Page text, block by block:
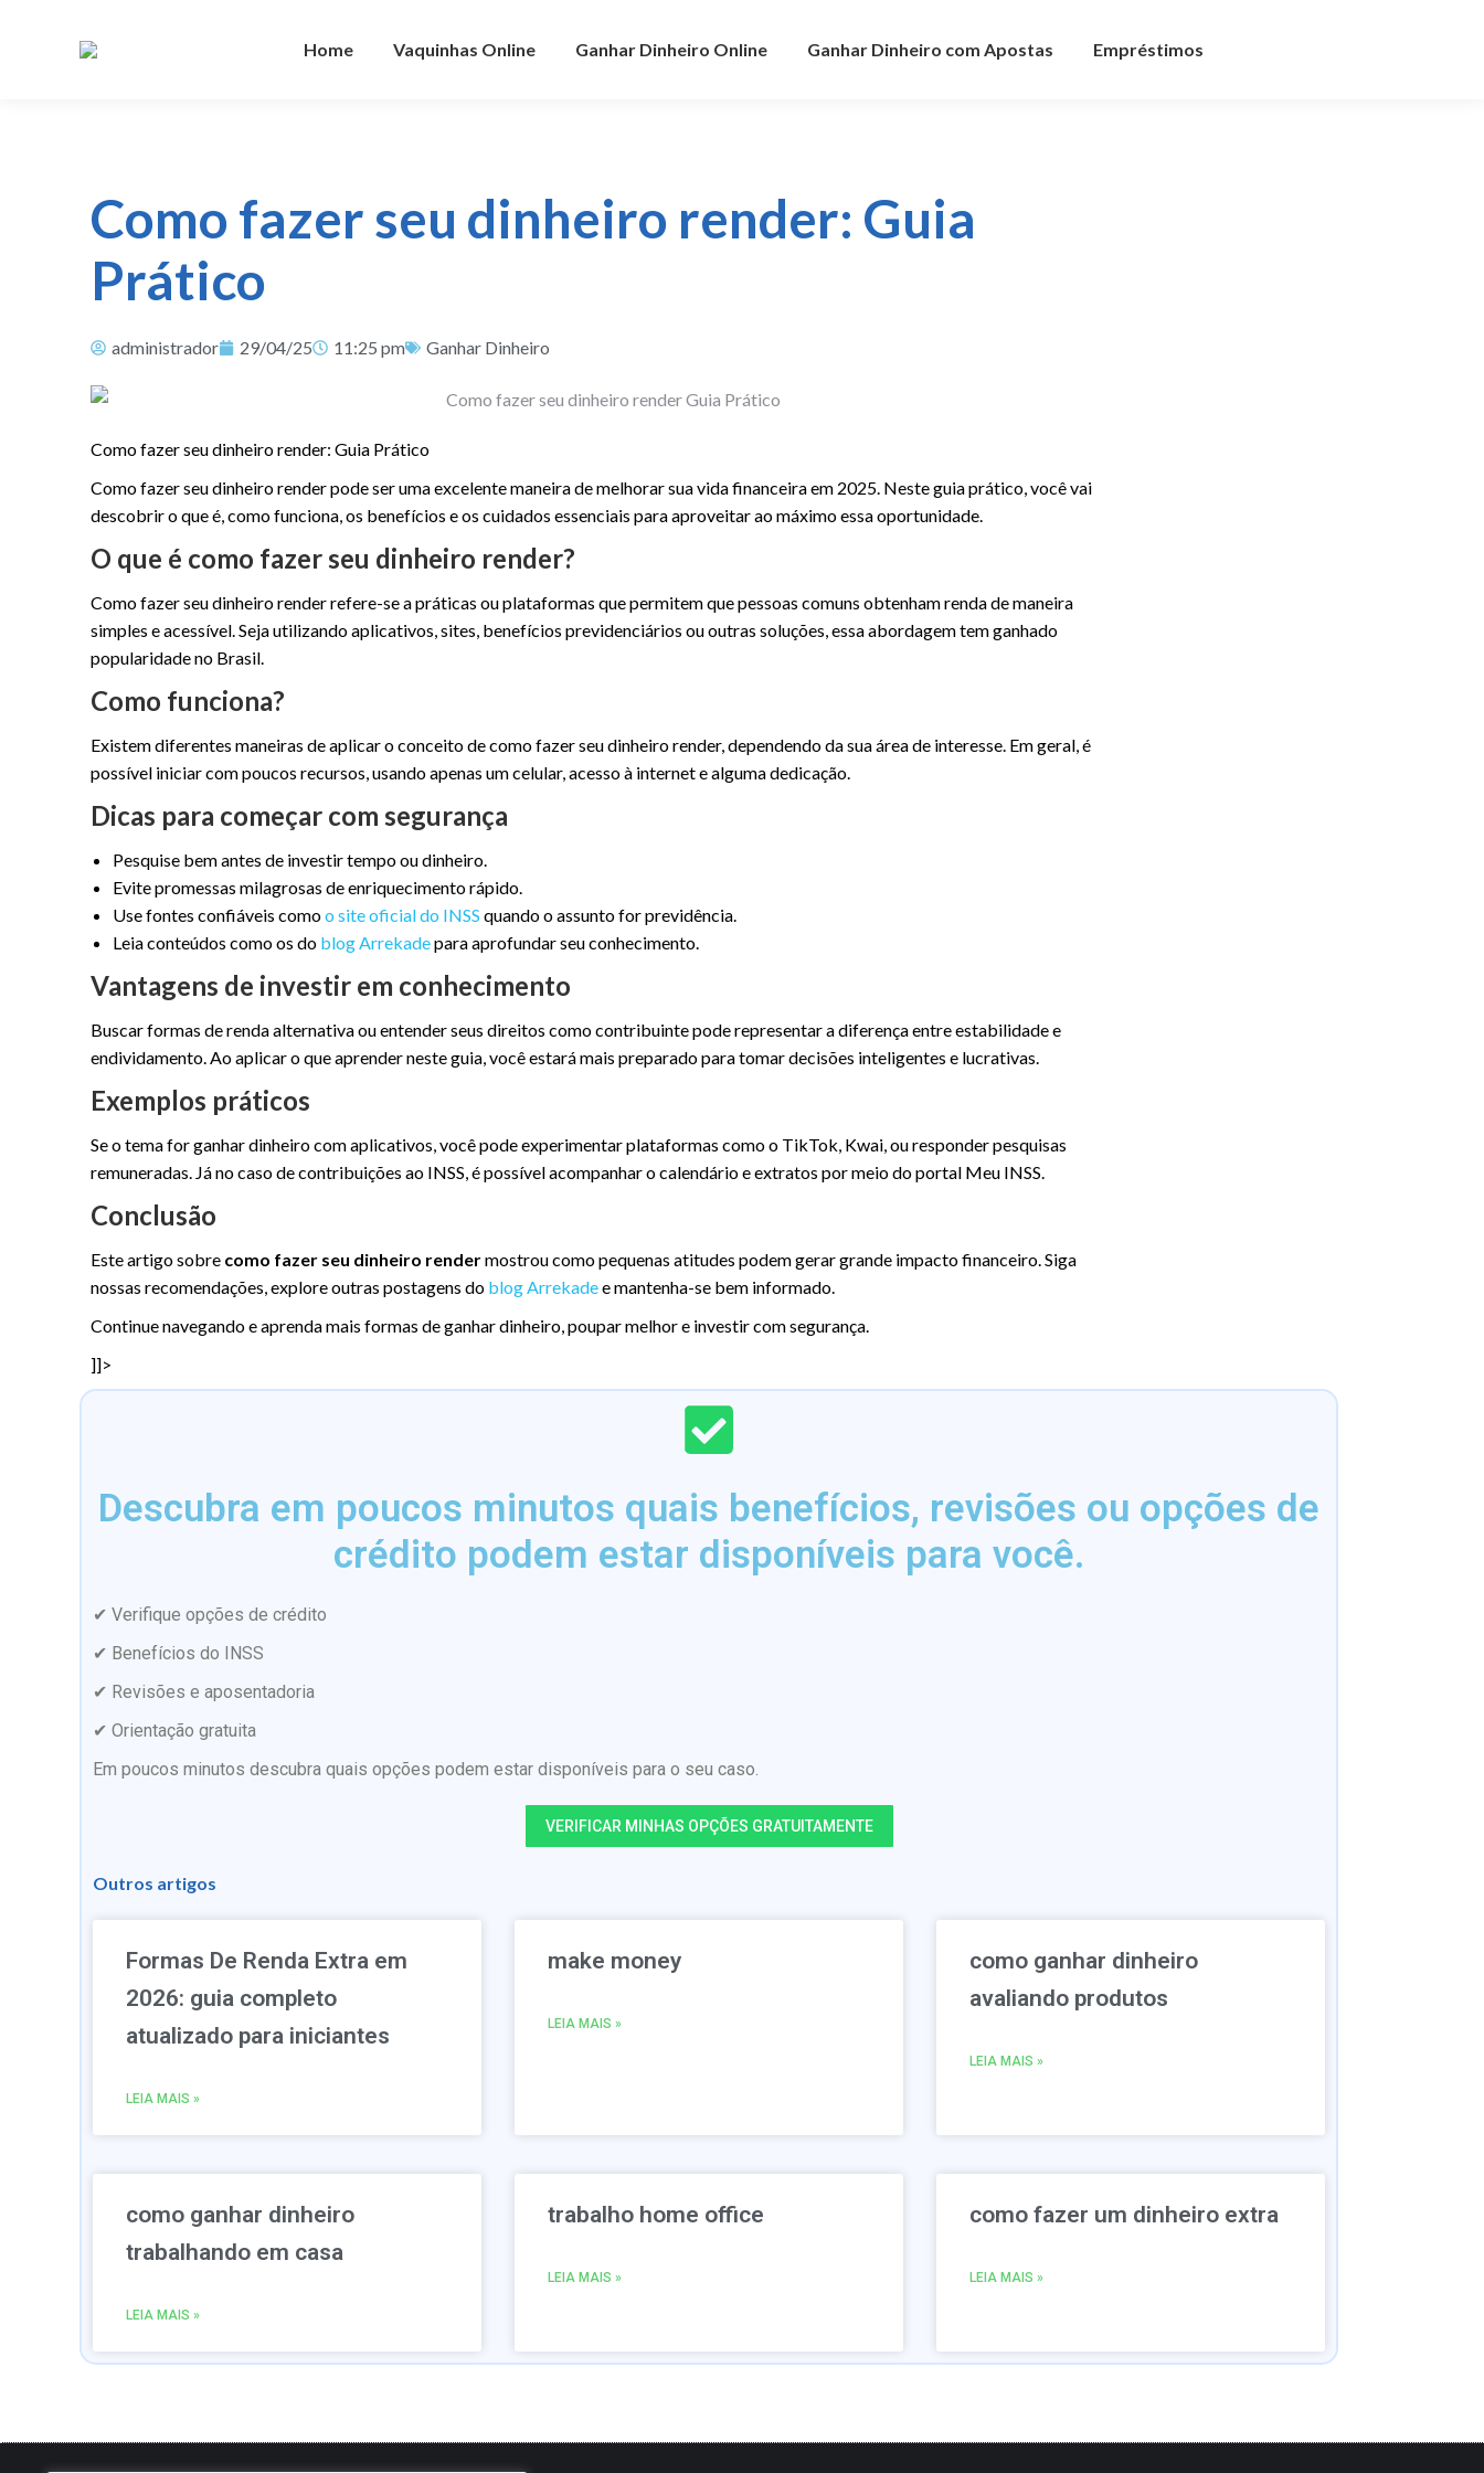
Home Vaquinhas Online Ganhar Dinheiro Online Ganhar Dinheiro com Apostas Empréstimos
Como fazer seu dinheiro render: Guia
Prático
administrador 29/04/25 11:25 pm Ganhar Dinheiro
Como fazer seu dinheiro render: Guia Prático
Como fazer seu dinheiro render pode ser uma excelente maneira de melhorar sua vida financeira em 2025. Neste guia prático, você vai
descobrir o que é, como funciona, os benefícios e os cuidados essenciais para aproveitar ao máximo essa oportunidade.
O que é como fazer seu dinheiro render?
Como fazer seu dinheiro render refere-se a práticas ou plataformas que permitem que pessoas comuns obtenham renda de maneira
simples e acessível. Seja utilizando aplicativos, sites, benefícios previdenciários ou outras soluções, essa abordagem tem ganhado
popularidade no Brasil.
Como funciona?
Existem diferentes maneiras de aplicar o conceito de como fazer seu dinheiro render, dependendo da sua área de interesse. Em geral, é
possível iniciar com poucos recursos, usando apenas um celular, acesso à internet e alguma dedicação.
Dicas para começar com segurança
Pesquise bem antes de investir tempo ou dinheiro.
Evite promessas milagrosas de enriquecimento rápido.
Use fontes confiáveis comoo site oficial do INSS quando o assunto for previdência.
Leia conteúdos como os do blog Arrekadepara aprofundar seu conhecimento.
Vantagens de investir em conhecimento
Buscar formas de renda alternativa ou entender seus direitos como contribuinte pode representar a diferença entre estabilidade e
endividamento. Ao aplicar o que aprender neste guia, você estará mais preparado para tomar decisões inteligentes e lucrativas.
Exemplos práticos
Se o tema for ganhar dinheiro com aplicativos, você pode experimentar plataformas como o TikTok, Kwai, ou responder pesquisas
remuneradas. Já no caso de contribuições ao INSS, é possível acompanhar o calendário e extratos por meio do portal Meu INSS.
Conclusão
Este artigo sobre como fazer seu dinheiro rendermostrou como pequenas atitudes podem gerar grande impacto financeiro. Siga
nossas recomendações, explore outras postagens do blog Arrekadee mantenha-se bem informado.
Continue navegando e aprenda mais formas de ganhar dinheiro, poupar melhor e investir com segurança.
]]>
Descubra em poucos minutos quais benefícios, revisões ou opções de
crédito podem estar disponíveis para você.
✔ Verifique opções de crédito
✔ Benefícios do INSS
✔ Revisões e aposentadoria
✔ Orientação gratuita
Em poucos minutos descubra quais opções podem estar disponíveis para o seu caso.
VERIFICAR MINHAS OPÇÕES GRATUITAMENTE
Outros artigos
Formas De Renda Extra em
2026: guia completo
atualizado para iniciantes
LEIA MAIS »
make money
LEIA MAIS »
como ganhar dinheiro
avaliando produtos
LEIA MAIS »
como ganhar dinheiro
trabalhando em casa
LEIA MAIS »
trabalho home office
LEIA MAIS »
como fazer um dinheiro extra
LEIA MAIS »